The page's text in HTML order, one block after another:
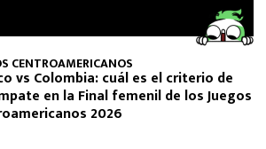
CENTROAMERICANOS
vs Colombia: cuál es el criterio de
en la Final femenil de los Juegos
2026